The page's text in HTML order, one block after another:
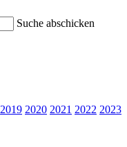
Suche abschicken
2019 2020 2021 2022 2023